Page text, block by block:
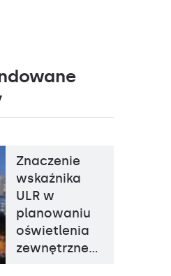
Znaczenie
wskaźnika
ULR w
planowaniu
oświetlenia
zewnętrzne…